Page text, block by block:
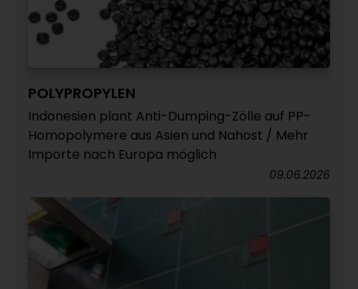
POLYPROPYLEN
Indonesien plant Anti-Dumping-Zölle auf PP-
Homopolymere aus Asien und Nahost / Mehr
Importe nach Europa möglich
09.06.2026